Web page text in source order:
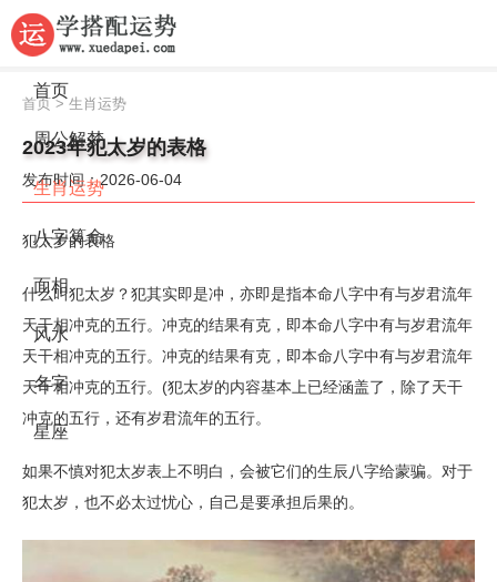
首页
周公解梦
生肖运势
八字算命
面相
风水
名字
星座
首页>生肖运势
2023年犯太岁的表格
发布时间：2026-06-04
犯太岁的表格
什么叫犯太岁？犯其实即是冲，亦即是指本命八字中有与岁君流年
天干相冲克的五行。冲克的结果有克，即本命八字中有与岁君流年
天干相冲克的五行。冲克的结果有克，即本命八字中有与岁君流年
天干相冲克的五行。(犯太岁的内容基本上已经涵盖了，除了天干
冲克的五行，还有岁君流年的五行。
如果不慎对犯太岁表上不明白，会被它们的生辰八字给蒙骗。对于
犯太岁，也不必太过忧心，自己是要承担后果的。